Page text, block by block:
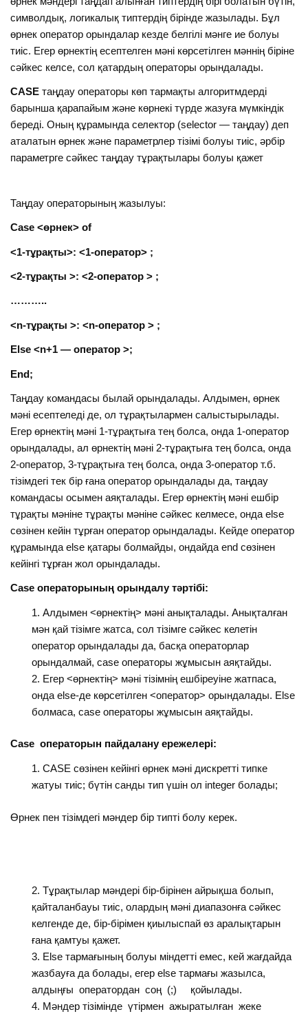
символдық, логикалық типтердің бірінде жазылады. Бұл
өрнек оператор орындалар кезде белгілі мәнге ие болуы
тиіс. Егер өрнектің есептелген мәні көрсетілген мәннің біріне
сәйкес келсе, сол қатардың операторы орындалады.
CASEтаңдау операторы көп тармақты алгоритмдерді
барынша қарапайым және көрнекі түрде жазуға мүмкіндік
береді. Оның құрамында селектор (selector — таңдау) деп
аталатын өрнек және параметрлер тізімі болуы тиіс, әрбір
параметрге сәйкес таңдау тұрақтылары болуы қажет
Таңдау операторының жазылуы:
Case <өрнек> of
<1-тұрақты>: <1-оператор> ;
<2-тұрақты >: <2-оператор > ;
………..
<n-тұрақты >: <n-оператор > ;
Else <n+1 — оператор >;
End;
Таңдау командасы былай орындалады. Алдымен, өрнек
мәні есептеледі де, ол тұрақтылармен салыстырылады.
Егер өрнектің мәні 1-тұрақтыға тең болса, онда 1-оператор
орындалады, ал өрнектің мәні 2-тұрақтыға тең болса, онда
2-оператор, 3-тұрақтыға тең болса, онда 3-оператор т.б.
тізімдегі тек бір ғана оператор орындалады да, таңдау
командасы осымен аяқталады. Егер өрнектің мәні ешбір
тұрақты мәніне тұрақты мәніне сәйкес келмесе, онда else
сөзінен кейін тұрған оператор орындалады. Кейде оператор
құрамында else қатары болмайды, ондайда end сөзінен
кейінгі тұрған жол орындалады.
Case операторының орындалу тәртiбi:
Алдымен <өрнектің> мәнi анықталады. Анықталған
мән қай тiзiмге жатса, сол тiзiмге сәйкес келетiн
оператор орындалады да, басқа операторлар
орындалмай, case операторы жұмысын аяқтайды.
Егер <өрнектің> мәнi тiзiмнiң ешбiреуiне жатпаса,
онда else-де көрсетiлген <оператор> орындалады. Еlse
болмаса, case операторы жұмысын аяқтайды.
Case операторын пайдалану ережелерi:
CASE сөзінен кейінгі өрнек мәні дискретті типке
жатуы тиіс; бүтін санды тип үшін ол integer болады;
Өрнек пен тiзiмдегi мәндер бiр типтi болу керек.
Тұрақтылар мәндері бір-бірінен айрықша болып,
қайталанбауы тиіс, олардың мәні диапазонға сәйкес
келгенде де, бір-бірімен қиылыспай өз аралықтарын
ғана қамтуы қажет.
Еlse тармағының болуы мiндеттi емес, кей жағдайда
жазбауға да болады, егер else тармағы жазылса,
алдыңғы оператордан соң (;) қойылады.
Мәндер тiзiмiнде үтiрмен ажыратылған жеке